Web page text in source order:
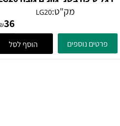
רגל סיכה בשני גוונים גובה LG20
מק"ט:LG20